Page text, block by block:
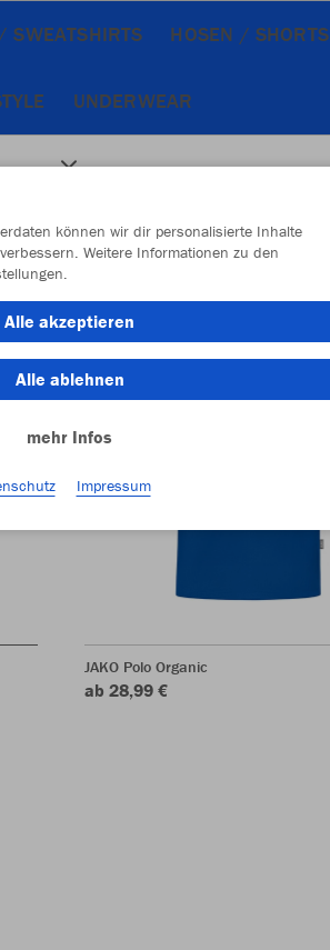
SWEATSHIRTS HOSEN / SHORTS
UNDERWEAR
JAKO Polo Organic
ab 28,99 €
können wir dir personalisierte Inhalte
Weitere Informationen zu den
Alle akzeptieren
Alle ablehnen
mehr Infos
Impressum